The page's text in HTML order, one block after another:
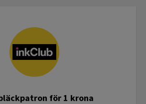
för 1 krona